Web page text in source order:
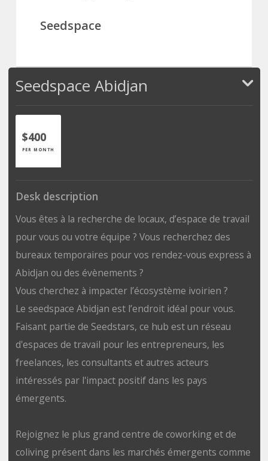
Seedspace
Seedspace Abidjan
$400
PER MONTH
Desk description
Vous êtes à la recherche de locaux, d’espace de travail
pour vous ou votre équipe ? Vous recherchez des
bureaux temporaires pour vos rendez-vous express à
Abidjan ou des évènements ?
Vous cherchez à impacter l’écosystème ivoirien ?
Le seedspace Abidjan est l’endroit idéal pour vous.
Faisant partie de Seedstars, ce hub est un réseau
d'espaces de travail pour les entrepreneurs, les
freelances, les consultants et autres acteurs
intéressés par l'impact positif dans les pays
émergents.
Rejoignez le plus grand centre de coworking et de
coliving présent dans les marchés émergents comme